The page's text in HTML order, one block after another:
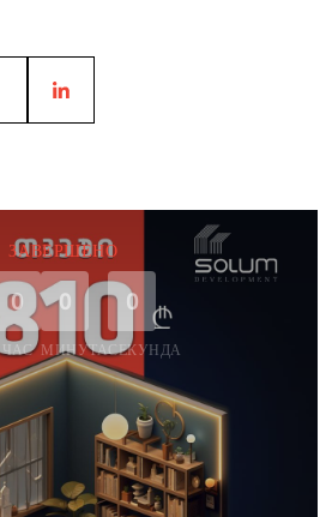
ЗАВЕРШЕНО
0
ЧАС
0
МИНУТА
0
СЕКУНДА